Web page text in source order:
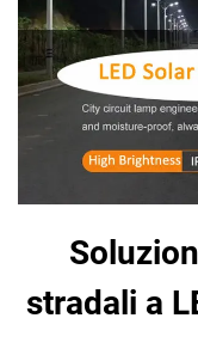
stradali a